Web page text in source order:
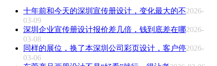
十年前和今天的深圳宣传册设计，变化最大的不2026-
03-09
深圳企业宣传册设计报价差几倍，钱到底差在哪2026-
03-08
同样的展位，换了本深圳公司彩页设计，客户停2026-
03-06